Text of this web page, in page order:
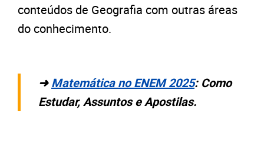
conteúdos de Geografia com outras áreas
do conhecimento.
➜Matemática no ENEM 2025: Como
Estudar, Assuntos e Apostilas.